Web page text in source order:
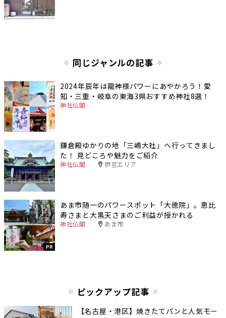
同じジャンルの記事
2024年辰年は龍神様パワーにあやかろう！愛
知・三重・岐阜の東海3県おすすめ神社8選！
神社仏閣
鎌倉殿ゆかりの地「三嶋大社」へ行ってきまし
た！ 見どころや魅力をご紹介
神社仏閣 伊豆エリア
PR
あま市随一のパワースポット「大徳院」。恵比
寿さまと大黒天さまのご利益が授かれる
神社仏閣 あま市
ピックアップ記事
【名古屋・港区】焼きたてパンと人気モー